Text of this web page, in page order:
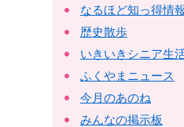
なるほど知っ得情
歴史散歩
いきいきシニア生
ふくやまニュース
今月のあのね
みんなの掲示板